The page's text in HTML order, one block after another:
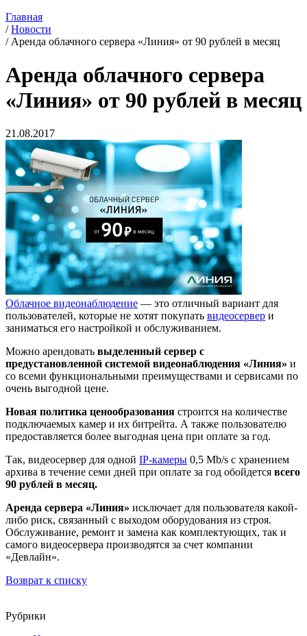
Главная
/Новости
/ Аренда облачного сервера «Линия» от 90 рублей в месяц
Аренда облачного сервера
«Линия» от 90 рублей в месяц
21.08.2017
Облачное видеонаблюдение — это отличный вариант для
пользователей, которые не хотят покупать видеосервер и
заниматься его настройкой и обслуживанием.
Можно арендовать выделенный сервер с
предустановленной системой видеонаблюдения «Линия» и
со всеми функциональными преимуществами и сервисами по
очень выгодной цене.
Новая политика ценообразования строится на количестве
подключаемых камер и их битрейта. А также пользователю
предоставляется более выгодная цена при оплате за год.
Так, видеосервер для одной IP-камеры 0,5 Mb/s с хранением
архива в течение семи дней при оплате за год обойдется всего
90 рублей в месяц.
Аренда сервера «Линия» исключает для пользователя какой-
либо риск, связанный с выходом оборудования из строя.
Обслуживание, ремонт и замена как комплектующих, так и
самого видеосервера производятся за счет компании
«Девлайн».
Возврат к списку
Рубрики